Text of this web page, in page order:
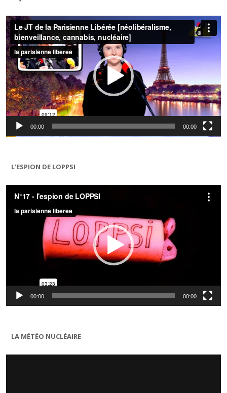
Lecteur
vidéo
00:00 00:00
L’ESPION DE LOPPSI
Lecteur
vidéo
00:00 00:00
LA MÉTÉO NUCLÉAIRE
Lecteur